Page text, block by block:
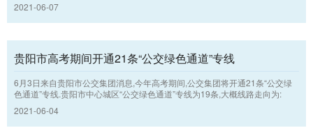
的运行把控,采用PDCA运行模式的方式和方法,强化管理,持续改善,使企业经营
管理持续上提高.
2021-06-07
贵阳市高考期间开通21条“公交绿色通道”专线
6月3日来自贵阳市公交集团消息,今年高考期间,公交集团将开通21条“公交绿
色通道”专线.贵阳市中心城区“公交绿色通道”专线为19条,大概线路走向为:
2021-06-04